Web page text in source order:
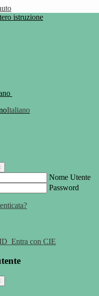
Italiano
Nome Utente
Password
Entra con CIE